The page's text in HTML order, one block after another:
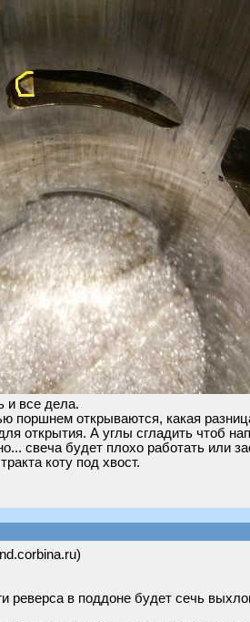
и все дела.
поршнем открываются, какая
открытия. А углы сгладить чтоб
свеча будет плохо работать или
коту под хвост.
реверса в поддоне будет сечь